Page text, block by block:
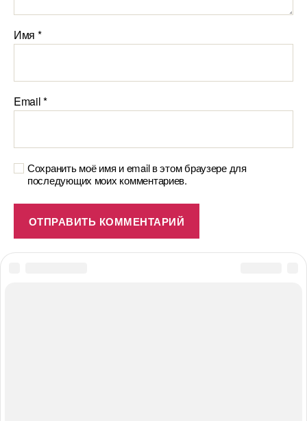
Имя *
Email*
Сохранить моё имя и email в этом браузере для
последующих моих комментариев.